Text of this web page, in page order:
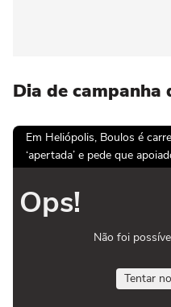
Dia de campanha
Em Heliópolis, Boulos é
‘apertada’ e pede que
Ops!
Não foi
Tentar